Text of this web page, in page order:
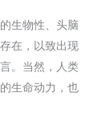
生物性、头脑
在，以致出现
。当然，人类
生命动力，也